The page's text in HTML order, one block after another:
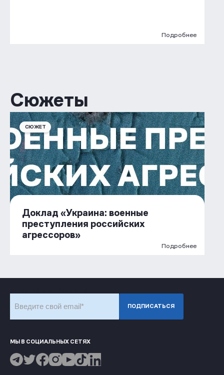
Подробнее
Сюжеты
СЮЖЕТ
Доклад «Украина: военные
преступления российских
агрессоров»
Подробнее
ПОДПИСАТЬСЯ
МЫ В СОЦИАЛЬНЫХ СЕТЯХ